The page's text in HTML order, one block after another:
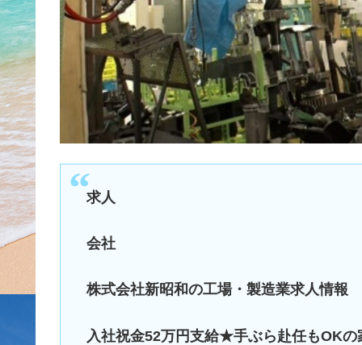
求人
会社
株式会社新昭和の工場・製造業求人情報
入社祝金52万円支給★手ぶら赴任もOK